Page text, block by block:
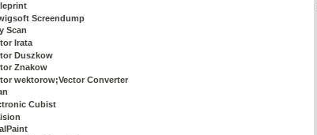
Screendump
Scan
Irata
Duszkow
Znakow
wektorow;Vector Converter
Cubist